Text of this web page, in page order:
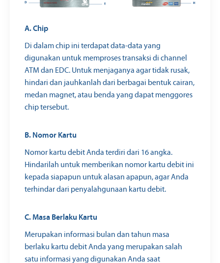
A. Chip
Di dalam chip ini terdapat data-data yang
digunakan untuk memproses transaksi di channel
ATM dan EDC. Untuk menjaganya agar tidak rusak,
hindari dan jauhkanlah dari berbagai bentuk cairan,
medan magnet, atau benda yang dapat menggores
chip tersebut.
B. Nomor Kartu
Nomor kartu debit Anda terdiri dari 16 angka.
Hindarilah untuk memberikan nomor kartu debit ini
kepada siapapun untuk alasan apapun, agar Anda
terhindar dari penyalahgunaan kartu debit.
C. Masa Berlaku Kartu
Merupakan informasi bulan dan tahun masa
berlaku kartu debit Anda yang merupakan salah
satu informasi yang digunakan Anda saat